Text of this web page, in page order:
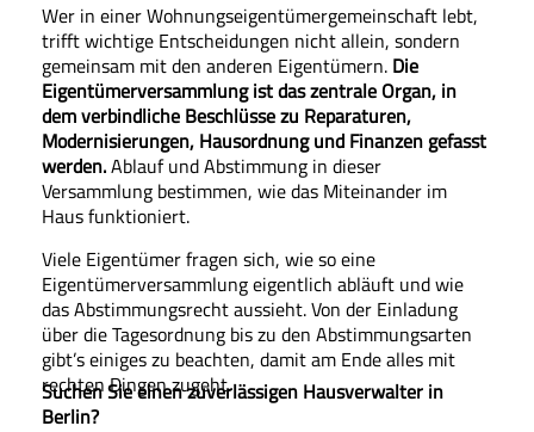
Wer in einer Wohnungseigentümergemeinschaft lebt,
trifft wichtige Entscheidungen nicht allein, sondern
gemeinsam mit den anderen Eigentümern. Die
Eigentümerversammlung ist das zentrale Organ, in
dem verbindliche Beschlüsse zu Reparaturen,
Modernisierungen, Hausordnung und Finanzen gefasst
werden.Ablauf und Abstimmung in dieser
Versammlung bestimmen, wie das Miteinander im
Haus funktioniert.
Viele Eigentümer fragen sich, wie so eine
Eigentümerversammlung eigentlich abläuft und wie
das Abstimmungsrecht aussieht. Von der Einladung
über die Tagesordnung bis zu den Abstimmungsarten
gibt’s einiges zu beachten, damit am Ende alles mit
rechten Dingen zugeht.
Suchen Sie einen zuverlässigen Hausverwalter in
Berlin?